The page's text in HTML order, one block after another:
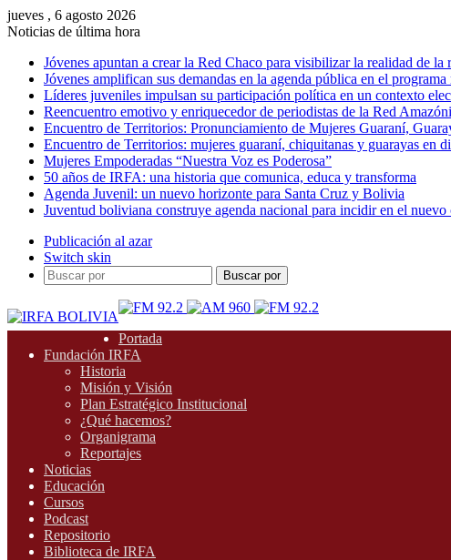
jueves , 6 agosto 2026
Noticias de última hora
Jóvenes apuntan a crear la Red Chaco para visibilizar la realidad de la
Jóvenes amplifican sus demandas en la agenda pública en el
Líderes juveniles impulsan su participación política en un contexto
Reencuentro emotivo y enriquecedor de periodistas de la Red
Encuentro de Territorios: Pronunciamiento de Mujeres Guaraní,
Encuentro de Territorios: mujeres guaraní, chiquitanas y guarayas en
Mujeres Empoderadas “Nuestra Voz es Poderosa”
50 años de IRFA: una historia que comunica, educa y transforma
Agenda Juvenil: un nuevo horizonte para Santa Cruz y Bolivia
Juventud boliviana construye agenda nacional para incidir en el
Publicación al azar
Switch skin
Buscar por
Portada
Fundación IRFA
Historia
Misión y Visión
Plan Estratégico Institucional
¿Qué hacemos?
Organigrama
Reportajes
Noticias
Educación
Cursos
Podcast
Repositorio
Biblioteca de IRFA